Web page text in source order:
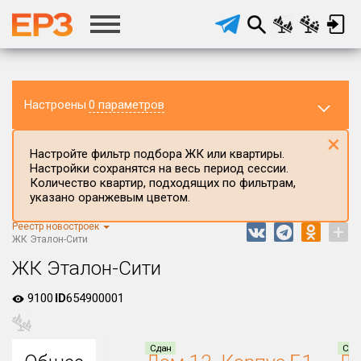
Настроены 0 параметров
Регион ЖК
Все
Населённый пункт
Настройте фильтр подбора ЖК или квартиры.
Настройки сохранятся на весь период сессии.
Количество квартир, подходящих по фильтрам,
указано оранжевым цветом.
×
Реестр новостроек
ЖК Эталон-Сити
+
ЖК Эталон-Сити
9100 ID654900001
Сдан